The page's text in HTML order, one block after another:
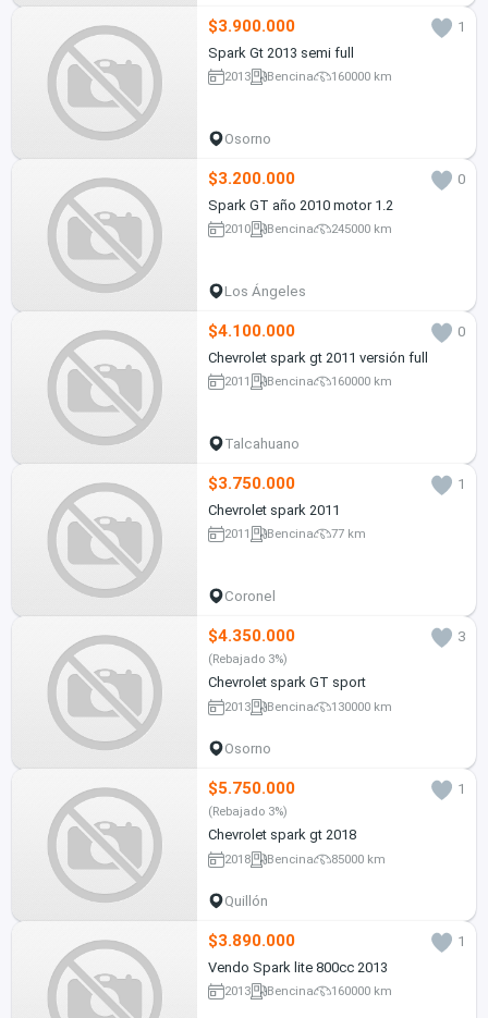
$3.900.000
1
Spark Gt 2013 semi full
2013 Bencina 160000 km
Osorno
$3.200.000
0
Spark GT año 2010 motor 1.2
2010 Bencina 245000 km
Los Ángeles
$4.100.000
0
Chevrolet spark gt 2011 versión full
2011 Bencina 160000 km
Talcahuano
$3.750.000
1
Chevrolet spark 2011
2011 Bencina 77 km
Coronel
$4.350.000 3
(Rebajado 3%)
Chevrolet spark GT sport
2013 Bencina 130000 km
Osorno
$5.750.000 1
(Rebajado 3%)
Chevrolet spark gt 2018
2018 Bencina 85000 km
Quillón
$3.890.000
1
Vendo Spark lite 800cc 2013
2013 Bencina 160000 km